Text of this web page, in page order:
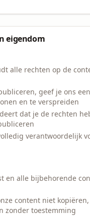
eigendom
alle rechten op de
geef je ons
en te verspreiden
dat je de rechten
verantwoordelijk
en alle bijbehorende
content niet
zonder toestemming